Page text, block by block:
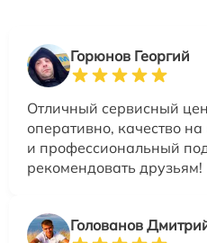
Горюнов Георгий
Отличный сервисный
оперативно, качество
и профессиональный
рекомендовать друзьям!
Голованов